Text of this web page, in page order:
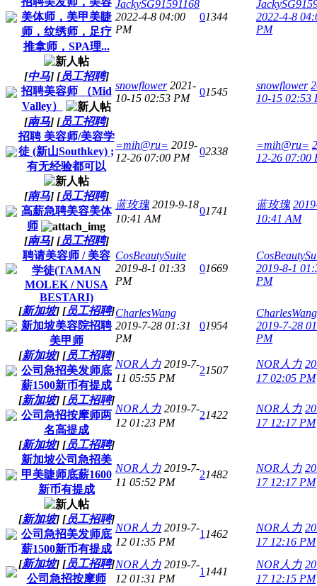
美体师，美甲美睫
师，纹绣师，足疗
推拿师，SPA理...
JackySG91591168
2022-4-8 04:00
PM
01344
2022-4-8
PM
[中马] [员工招聘]
招聘美容师 （Mid
Valley）
snowflower 2021-
10-15 02:53 PM
01545
snowflower
10-15 02:53
[南马] [员工招聘]
招聘 美容师/美容学
徒 (新山Southkey) ;
有无经验都可以
=mih@ru= 2019-
12-26 07:00 PM
02338
=mih@ru=
12-26 07:00
[南马] [员工招聘]
高薪急聘美容美体
师
蓝玫瑰 2019-9-18
10:41 AM
01741
蓝玫瑰
10:41 AM
[南马] [员工招聘]
聘请美容师 / 美容
学徒(TAMAN
MOLEK / NUSA
BESTARI)
CosBeautySuite
2019-8-1 01:33
PM
01669
2019-8-1
PM
[新加坡] [员工招聘]
新加坡美容院招聘
美甲师
CharlesWang
2019-7-28 01:31
PM
01954
CharlesWang
2019-7-28
PM
[新加坡] [员工招聘]
公司急招美发师底
薪1500新币有提成
NOR人力 2019-7-
11 05:55 PM
21507
NOR人力
17 02:05 PM
[新加坡] [员工招聘]
公司急招按摩师两
名高提成
NOR人力 2019-7-
12 01:23 PM
21422
NOR人力
17 12:17 PM
[新加坡] [员工招聘]
新加坡公司急招美
甲美睫师底薪1600
新币有提成
NOR人力 2019-7-
11 05:52 PM
21482
NOR人力
17 12:17 PM
[新加坡] [员工招聘]
公司急招美发师底
薪1500新币有提成
NOR人力 2019-7-
12 01:35 PM
1 1462
NOR人力
17 12:16 PM
[新加坡] [员工招聘]
公司急招按摩师
NOR人力 2019-7-
12 01:31 PM
1 1441
NOR人力
17 12:15 PM